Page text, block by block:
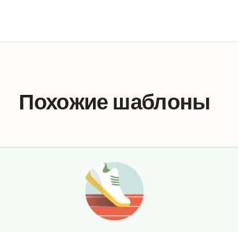
Похожие шаблоны